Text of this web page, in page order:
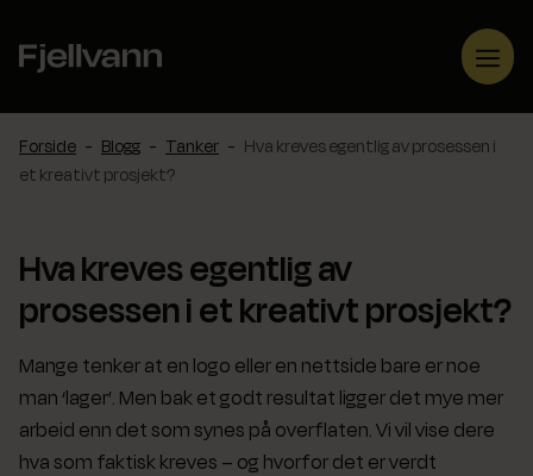
innhold
Forside - Blogg - Tanker - Hva kreves egentlig av prosessen i
et kreativt prosjekt?
Hva kreves egentlig av
prosessen i et kreativt prosjekt?
Mange tenker at en logo eller en nettside bare er noe
man ‘lager’. Men bak et godt resultat ligger det mye mer
arbeid enn det som synes på overflaten. Vi vil vise dere
hva som faktisk kreves – og hvorfor det er verdt